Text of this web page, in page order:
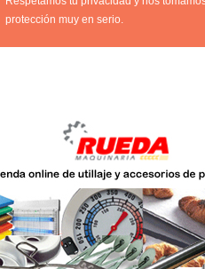
protección muy en serio.